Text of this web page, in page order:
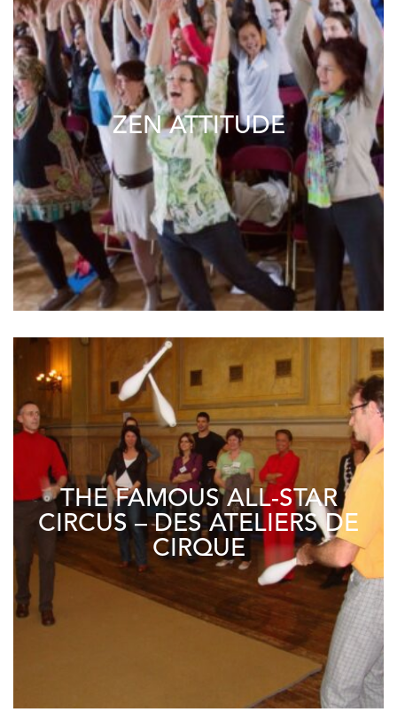
ZEN ATTITUDE
THE FAMOUS ALL-STAR
CIRCUS – DES ATELIERS DE
CIRQUE